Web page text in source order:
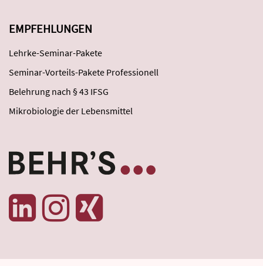
EMPFEHLUNGEN
Lehrke-Seminar-Pakete
Seminar-Vorteils-Pakete Professionell
Belehrung nach § 43 IFSG
Mikrobiologie der Lebensmittel